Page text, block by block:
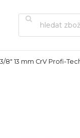
8" 13 mm CrV Profi-